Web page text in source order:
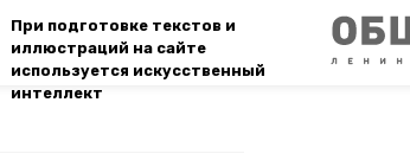
При подготовке текстов и
иллюстраций на сайте
используется искусственный
интеллект